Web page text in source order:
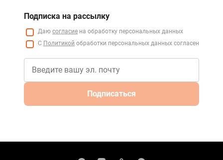
Подписка на рассылку
Даю согласие на обработку персональных данных
С Политикой обработки персональных данных согласен
Подписаться